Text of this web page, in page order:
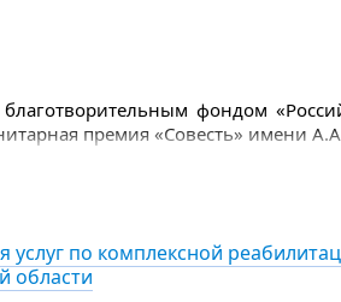
работу с детьми и молодежью,
фондом
премия «Совесть» имени
услуг по комплексной
области